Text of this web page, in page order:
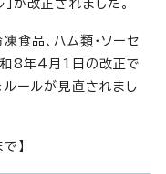
が改正されました。
品、ハム類・ソーセ
和8年4月1日の改正で
ルールが見直されまし
】